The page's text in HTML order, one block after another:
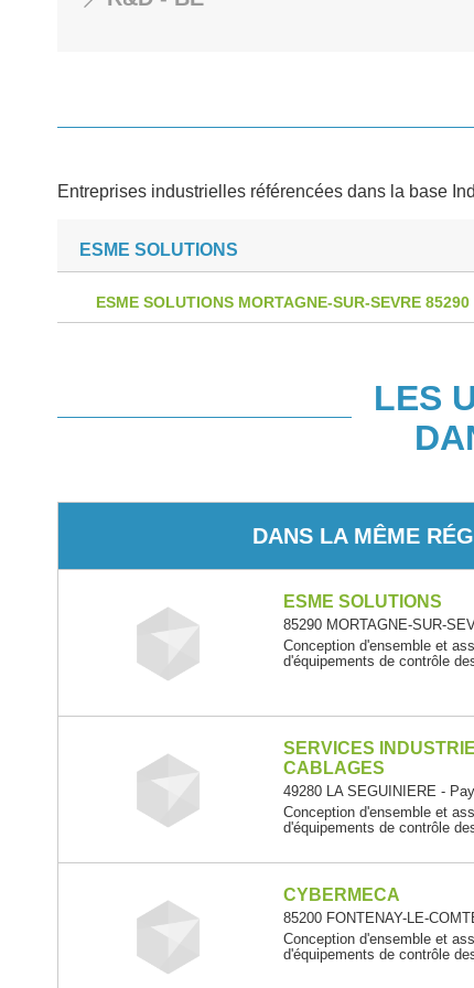
Entreprises industrielles référencées dans la base
ESME SOLUTIONS
ESME SOLUTIONS MORTAGNE-SUR-SEVRE 85290
LES
DANS LA MÊME
ESME SOLUTIONS
85290 MORTAGNE-SUR-
Conception d'ensemble et
d'équipements de contrôle
SERVICES
CABLAGES
49280 LA SEGUINIERE -
Conception d'ensemble et
d'équipements de contrôle
CYBERMECA
85200 FONTENAY-LE-
Conception d'ensemble et
d'équipements de contrôle